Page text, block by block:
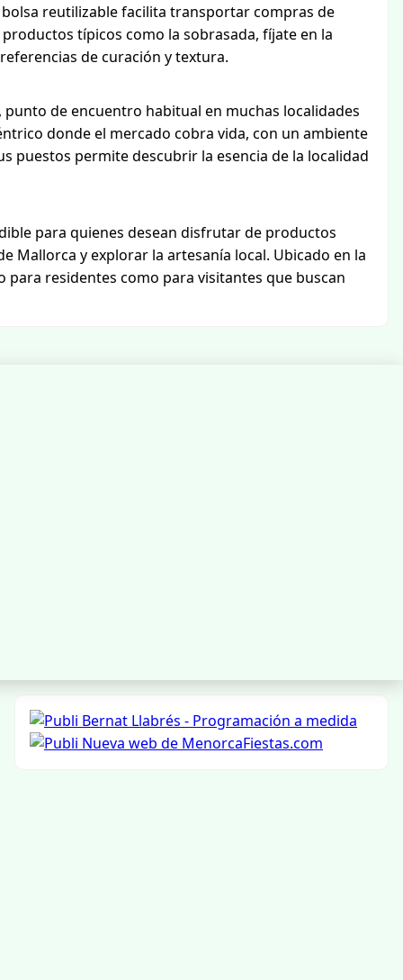
reutilizable facilita transportar compras de
típicos como la sobrasada, fíjate en la
de curación y textura.
de encuentro habitual en muchas localidades
donde el mercado cobra vida, con un ambiente
puestos permite descubrir la esencia de la localidad
para quienes desean disfrutar de productos
Mallorca y explorar la artesanía local. Ubicado en la
residentes como para visitantes que buscan